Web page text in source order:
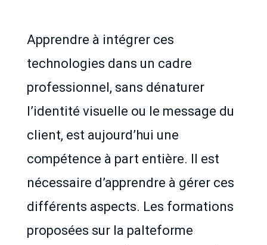
Apprendre à intégrer ces
technologies dans un cadre
professionnel, sans dénaturer
l’identité visuelle ou le message du
client, est aujourd’hui une
compétence à part entière. Il est
nécessaire d’apprendre à gérer ces
différents aspects. Les formations
proposées sur la palteforme